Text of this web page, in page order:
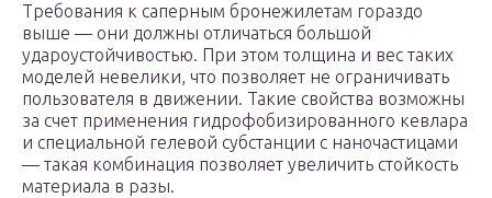
Требования к саперным бронежилетам гораздо
выше — они должны отличаться большой
удароустойчивостью. При этом толщина и вес таких
моделей невелики, что позволяет не ограничивать
пользователя в движении. Такие свойства возможны
за счет применения гидрофобизированного кевлара
и специальной гелевой субстанции с наночастицами
— такая комбинация позволяет увеличить стойкость
материала в разы.